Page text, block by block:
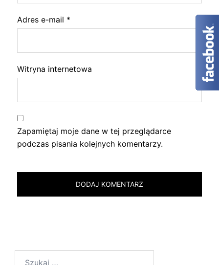
Adres e-mail *
Witryna internetowa
Zapamiętaj moje dane w tej przeglądarce
podczas pisania kolejnych komentarzy.